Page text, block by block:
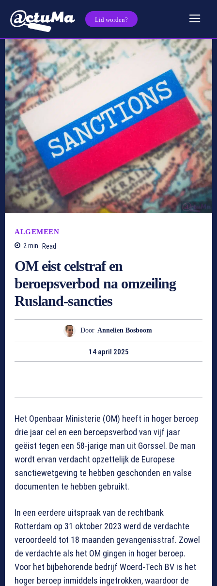
Lid worden?
ALGEMEEN
2min. Read
OM eist celstraf en
beroepsverbod na omzeiling
Rusland-sancties
Door Annelien Bosboom
14 april 2025
Het Openbaar Ministerie (OM) heeft in hoger beroep
drie jaar cel en een beroepsverbod van vijf jaar
geëist tegen een 58-jarige man uit Gorssel. De man
wordt ervan verdacht opzettelijk de Europese
sanctiewetgeving te hebben geschonden en valse
documenten te hebben gebruikt.
In een eerdere uitspraak van de rechtbank
Rotterdam op 31 oktober 2023 werd de verdachte
veroordeeld tot 18 maanden gevangenisstraf. Zowel
de verdachte als het OM gingen in hoger beroep.
Voor het bijbehorende bedrijf Woerd-Tech BV is het
hoger beroep inmiddels ingetrokken, waardoor de